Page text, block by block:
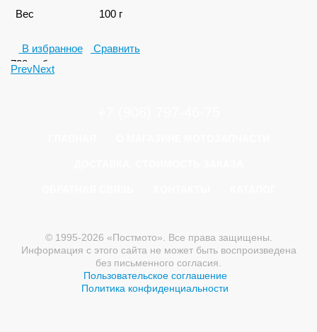
Вес
100 г
В избранное
Сравнить
738 руб.
PrevNext
© 1995-2026 «Постмото». Все права защищены.
Информация с этого сайта не может быть воспроизведена
без письменного согласия.
Пользовательское соглашение
Политика конфиденциальности